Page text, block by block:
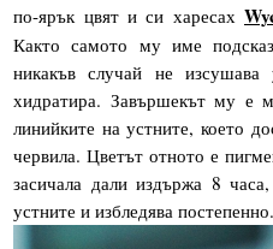
по-ярък цвят и си харесах
Както самото му име
никакъв случай не
хидратира. Завършекът му е
линийките на устните, което
червила. Цветът отното е
засичала дали издържа 8
устните и избледява